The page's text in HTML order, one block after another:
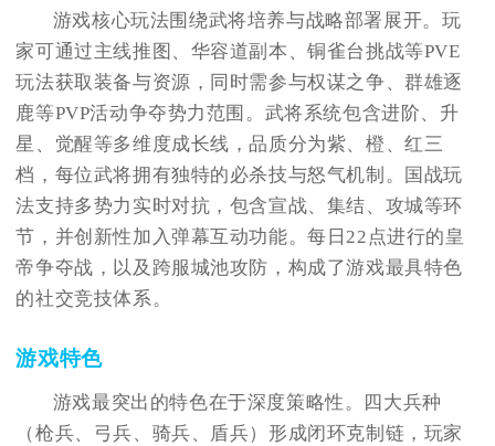
游戏核心玩法围绕武将培养与战略部署展开。玩
家可通过主线推图、华容道副本、铜雀台挑战等PVE
玩法获取装备与资源，同时需参与权谋之争、群雄逐
鹿等PVP活动争夺势力范围。武将系统包含进阶、升
星、觉醒等多维度成长线，品质分为紫、橙、红三
档，每位武将拥有独特的必杀技与怒气机制。国战玩
法支持多势力实时对抗，包含宣战、集结、攻城等环
节，并创新性加入弹幕互动功能。每日22点进行的皇
帝争夺战，以及跨服城池攻防，构成了游戏最具特色
的社交竞技体系。
游戏特色
游戏最突出的特色在于深度策略性。四大兵种
（枪兵、弓兵、骑兵、盾兵）形成闭环克制链，玩家